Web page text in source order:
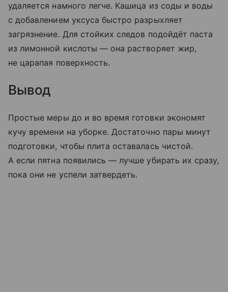
удаляется намного легче. Кашица из соды и воды
с добавлением уксуса быстро разрыхляет
загрязнение. Для стойких следов подойдёт паста
из лимонной кислоты — она растворяет жир,
не царапая поверхность.
Вывод
Простые меры до и во время готовки экономят
кучу времени на уборке. Достаточно пары минут
подготовки, чтобы плита оставалась чистой.
А если пятна появились — лучше убирать их сразу,
пока они не успели затвердеть.